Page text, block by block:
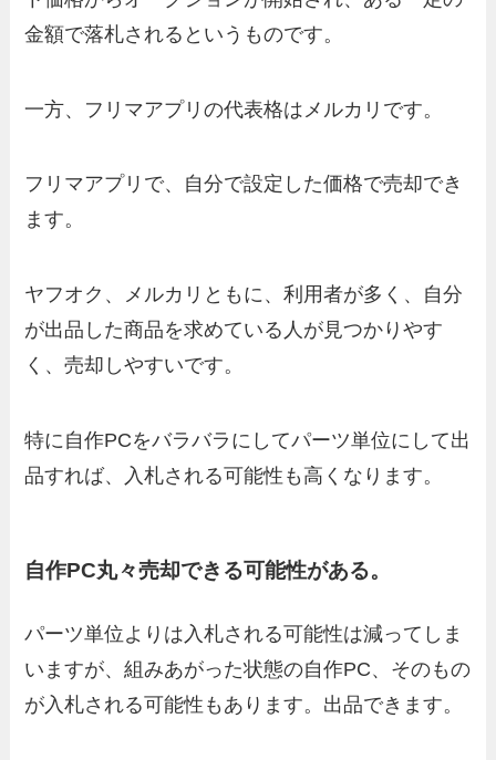
金額で落札されるというものです。
一方、フリマアプリの代表格はメルカリです。
フリマアプリで、自分で設定した価格で売却でき
ます。
ヤフオク、メルカリともに、利用者が多く、自分
が出品した商品を求めている人が見つかりやす
く、売却しやすいです。
特に自作PCをバラバラにしてパーツ単位にして出
品すれば、入札される可能性も高くなります。
自作PC丸々売却できる可能性がある。
パーツ単位よりは入札される可能性は減ってしま
いますが、組みあがった状態の自作PC、そのもの
が入札される可能性もあります。出品できます。